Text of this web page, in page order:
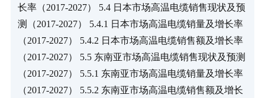
长率（2017-2027） 5.4 日本市场高温电缆销售现状及预
测（2017-2027） 5.4.1 日本市场高温电缆销量及增长率
（2017-2027） 5.4.2 日本市场高温电缆销售额及增长率
（2017-2027） 5.5 东南亚市场高温电缆销售现状及预测
（2017-2027） 5.5.1 东南亚市场高温电缆销量及增长率
（2017-2027） 5.5.2 东南亚市场高温电缆销售额及增长